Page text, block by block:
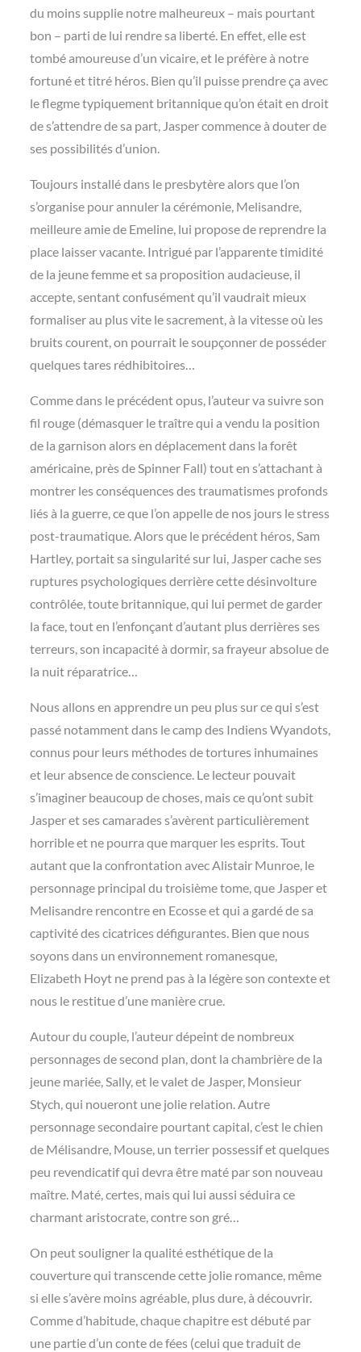
du moins supplie notre malheureux – mais pourtant
bon – parti de lui rendre sa liberté. En effet, elle est
tombé amoureuse d’un vicaire, et le préfère à notre
fortuné et titré héros. Bien qu’il puisse prendre ça avec
le flegme typiquement britannique qu’on était en droit
de s’attendre de sa part, Jasper commence à douter de
ses possibilités d’union.
Toujours installé dans le presbytère alors que l’on
s’organise pour annuler la cérémonie, Melisandre,
meilleure amie de Emeline, lui propose de reprendre la
place laisser vacante. Intrigué par l’apparente timidité
de la jeune femme et sa proposition audacieuse, il
accepte, sentant confusément qu’il vaudrait mieux
formaliser au plus vite le sacrement, à la vitesse où les
bruits courent, on pourrait le soupçonner de posséder
quelques tares rédhibitoires…
Comme dans le précédent opus, l’auteur va suivre son
fil rouge (démasquer le traître qui a vendu la position
de la garnison alors en déplacement dans la forêt
américaine, près de Spinner Fall) tout en s’attachant à
montrer les conséquences des traumatismes profonds
liés à la guerre, ce que l’on appelle de nos jours le stress
post-traumatique. Alors que le précédent héros, Sam
Hartley, portait sa singularité sur lui, Jasper cache ses
ruptures psychologiques derrière cette désinvolture
contrôlée, toute britannique, qui lui permet de garder
la face, tout en l’enfonçant d’autant plus derrières ses
terreurs, son incapacité à dormir, sa frayeur absolue de
la nuit réparatrice…
Nous allons en apprendre un peu plus sur ce qui s’est
passé notamment dans le camp des Indiens Wyandots,
connus pour leurs méthodes de tortures inhumaines
et leur absence de conscience. Le lecteur pouvait
s’imaginer beaucoup de choses, mais ce qu’ont subit
Jasper et ses camarades s’avèrent particulièrement
horrible et ne pourra que marquer les esprits. Tout
autant que la confrontation avec Alistair Munroe, le
personnage principal du troisième tome, que Jasper et
Melisandre rencontre en Ecosse et qui a gardé de sa
captivité des cicatrices défigurantes. Bien que nous
soyons dans un environnement romanesque,
Elizabeth Hoyt ne prend pas à la légère son contexte et
nous le restitue d’une manière crue.
Autour du couple, l’auteur dépeint de nombreux
personnages de second plan, dont la chambrière de la
jeune mariée, Sally, et le valet de Jasper, Monsieur
Stych, qui noueront une jolie relation. Autre
personnage secondaire pourtant capital, c’est le chien
de Mélisandre, Mouse, un terrier possessif et quelques
peu revendicatif qui devra être maté par son nouveau
maître. Maté, certes, mais qui lui aussi séduira ce
charmant aristocrate, contre son gré…
On peut souligner la qualité esthétique de la
couverture qui transcende cette jolie romance, même
si elle s’avère moins agréable, plus dure, à découvrir.
Comme d’habitude, chaque chapitre est débuté par
une partie d’un conte de fées (celui que traduit de